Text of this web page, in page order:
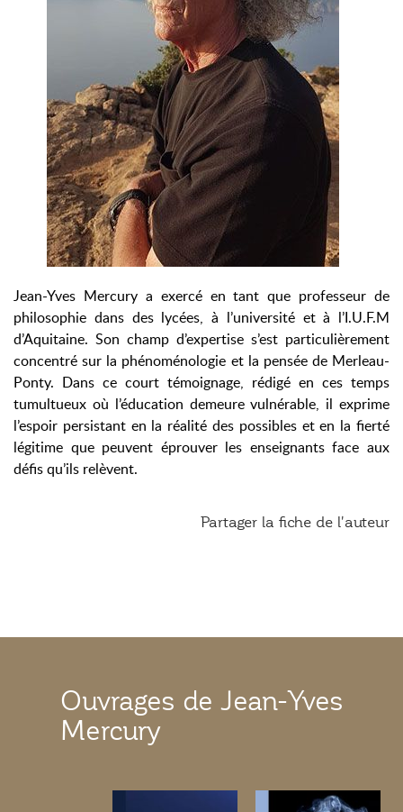
Jean-Yves Mercury a exercé en tant que professeur de
philosophie dans des lycées, à l’université et à l’I.U.F.M
d’Aquitaine. Son champ d’expertise s’est particulièrement
concentré sur la phénoménologie et la pensée de Merleau-
Ponty. Dans ce court témoignage, rédigé en ces temps
tumultueux où l’éducation demeure vulnérable, il exprime
l’espoir persistant en la réalité des possibles et en la fierté
légitime que peuvent éprouver les enseignants face aux
défis qu’ils relèvent.
Partager la fiche de l'auteur
Ouvrages de Jean-Yves
Mercury